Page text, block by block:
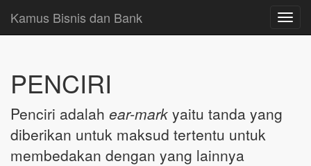
Kamus Bisnis dan Bank
PENCIRI
Penciri adalah ear-mark yaitu tanda yang
diberikan untuk maksud tertentu untuk
membedakan dengan yang lainnya